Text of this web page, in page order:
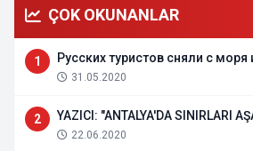
ÇOK OKUNANLAR
1 Русских туристов сняли с моря
31.05.2020
2 YAZICI: "ANTALYA'DA SINIRLARI
22.06.2020